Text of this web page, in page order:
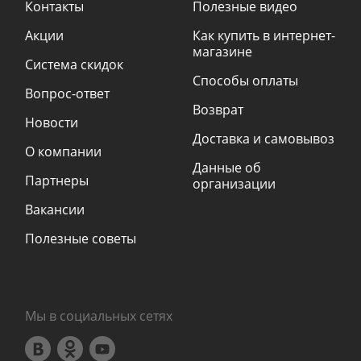
Контакты
Акции
Система скидок
Вопрос-ответ
Новости
О компании
Партнеры
Вакансии
Полезные советы
Полезные видео
Как купить в интернет-
магазине
Способы оплаты
Возврат
Доставка и самовывоз
Данные об
организации
Мы в социальных сетях